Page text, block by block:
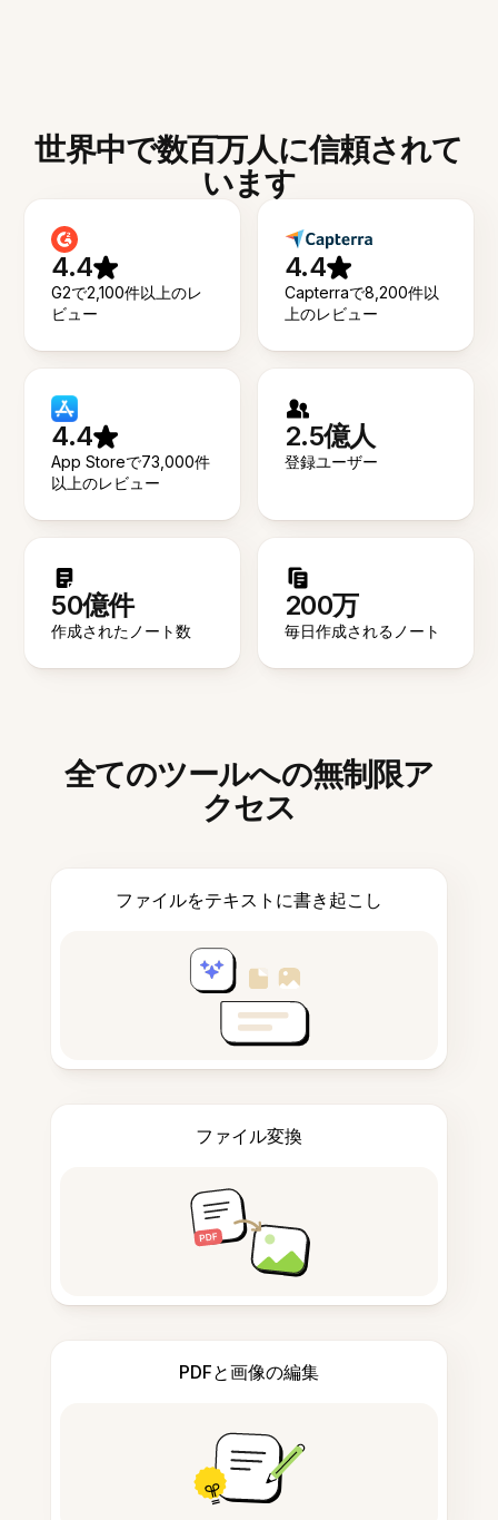
世界中で数百万人に信頼されて
います
4.4
G2で2,100件以上のレ
ビュー
4.4
Capterraで8,200件以
上のレビュー
4.4
App Storeで73,000件
以上のレビュー
2.5億人
登録ユーザー
50億件
作成されたノート数
200万
毎日作成されるノート
全てのツールへの無制限ア
クセス
ファイルをテキストに書き起こし
ファイル変換
PDFと画像の編集